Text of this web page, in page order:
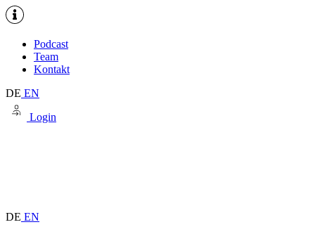
Podcast
Team
Kontakt
DE EN
Login
DE EN